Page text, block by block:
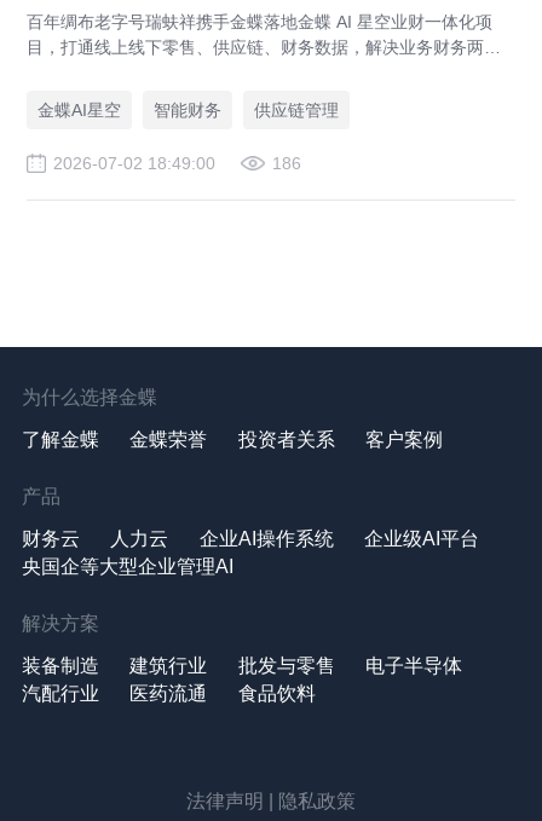
百年绸布老字号瑞蚨祥携手金蝶落地金蝶 AI 星空业财一体化项
目，打通线上线下零售、供应链、财务数据，解决业务财务两张
金蝶AI星空
智能财务 供应链管理
2026-07-02 18:49:00 186
为什么选择金蝶
了解金蝶 金蝶荣誉 投资者关系 客户案例
产品
财务云 人力云 企业AI操作系统
企业级AI平台
央国企等大型企业管理AI
解决方案
装备制造 建筑行业 批发与零售
电子半导体
汽配行业
医药流通 食品饮料
法律声明 隐私政策